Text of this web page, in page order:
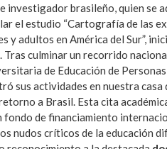
investigador brasileño, quien se
el estudio “Cartografía de las
y adultos en América del Sur”,
Tras culminar un recorrido
de Educación de
sus actividades en nuestra casa
a Brasil. Esta cita
fondo de financiamiento
nudos críticos de la educación